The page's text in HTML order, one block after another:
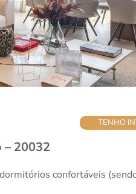
TENHO
– 20032
confortáveis